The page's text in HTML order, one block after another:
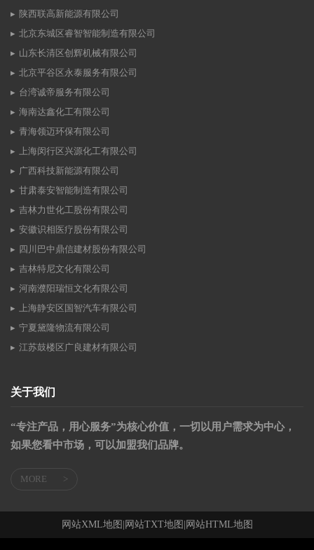
陕西联高新能源有限公司
北京东城区睿智智能制造有限公司
山东长清区创辉机械有限公司
北京平谷区永泰服务有限公司
台湾诚帝服务有限公司
海南达鑫化工有限公司
青海领迈环保有限公司
上海闵行区兴源化工有限公司
广西科技新能源有限公司
甘肃泰安智能制造有限公司
吉林力世化工股份有限公司
安徽识相医疗股份有限公司
四川巴中鼎信建材股份有限公司
吉林特尼文化有限公司
河南濮阳瑞恒文化有限公司
上海静安区国智汽车有限公司
宁夏黛隆物流有限公司
江苏鼓楼区广良建材有限公司
关于我们
“专注产品，用心服务”为核心价值，一切以用户需求为中心，
如果您看中市场，可以加盟我们品牌。
MORE >
网站XML地图 网站TXT地图 网站HTML地图